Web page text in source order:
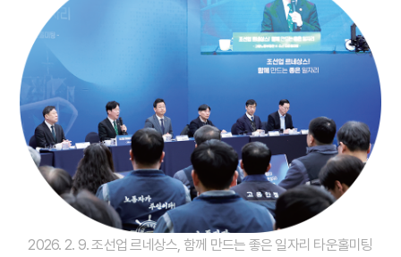
2026. 2. 9. 조선업 르네상스, 함께 만드는 좋은 일자리 타운홀미팅